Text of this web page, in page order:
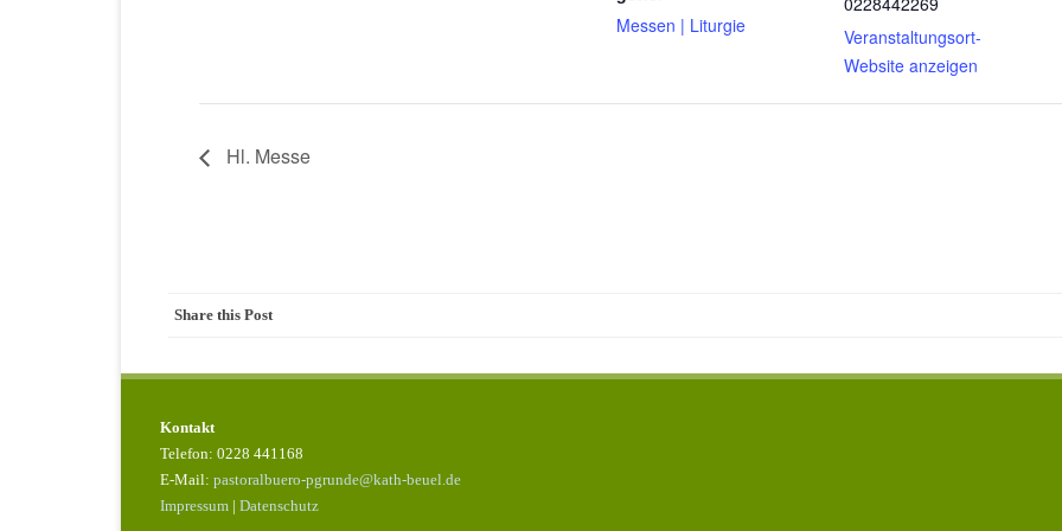
Messen | Liturgie
Veranstaltungsort-
Website anzeigen
Hl. Messe
Share this Post
Kontakt
Telefon: 0228 441168
E-Mail: pastoralbuero-pgrunde@kath-beuel.de
Impressum | Datenschutz